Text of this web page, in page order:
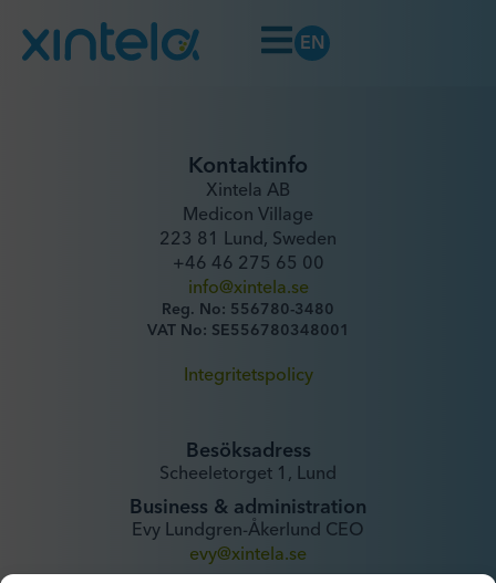
EN
Kontaktinfo
Xintela AB
Medicon Village
223 81 Lund, Sweden
+46 46 275 65 00
info@xintela.se
Reg. No: 556780-3480
VAT No: SE556780348001
Integritetspolicy
Besöksadress
Scheeletorget 1, Lund
Business & administration
Evy Lundgren-Åkerlund CEO
evy@xintela.se